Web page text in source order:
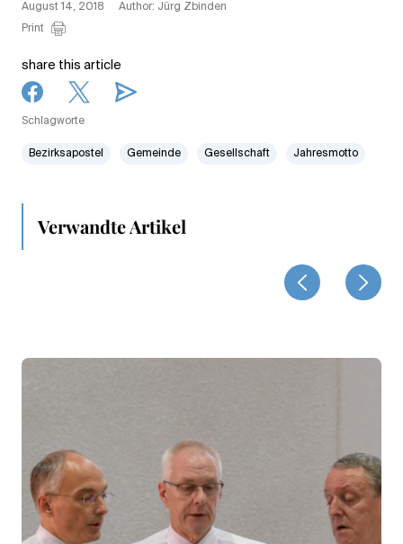
August 14, 2018
Author: Jürg Zbinden
Print
share this article
Schlagworte
Bezirksapostel Gemeinde Gesellschaft Jahresmotto
Verwandte Artikel